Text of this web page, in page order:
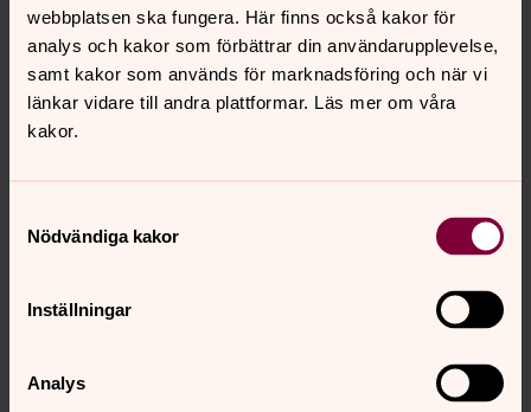
webbplatsen ska fungera. Här finns också kakor för
analys och kakor som förbättrar din användarupplevelse,
samt kakor som används för marknadsföring och när vi
länkar vidare till andra plattformar. Läs mer om våra
kakor.
Nödvändiga kakor
Inställningar
Analys
Hjälp och stöd
Välkommen att kontakta Svenska kyrkan när du behöver
någon att prata med. I Svenska kyrkan finns utbildad
personal som lyssnar och ger stöd och råd vid allt från
innehåll?
Dela